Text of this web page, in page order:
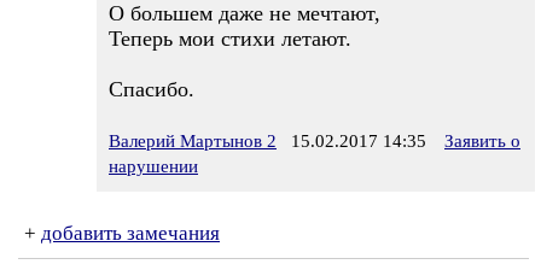
О большем даже не мечтают,
Теперь мои стихи летают.
Спасибо.
Валерий Мартынов 2 15.02.2017 14:35
Заявить о
нарушении
+ добавить замечания